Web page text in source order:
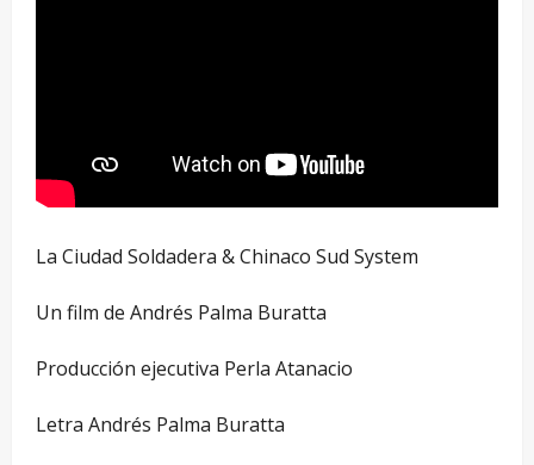
La Ciudad Soldadera & Chinaco Sud System
Un film de Andrés Palma Buratta
Producción ejecutiva Perla Atanacio
Letra Andrés Palma Buratta